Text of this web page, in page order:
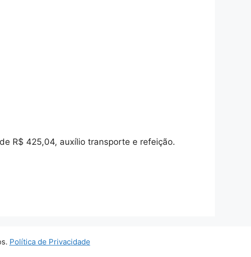
R$ 425,04, auxílio transporte e refeição.
Política de Privacidade